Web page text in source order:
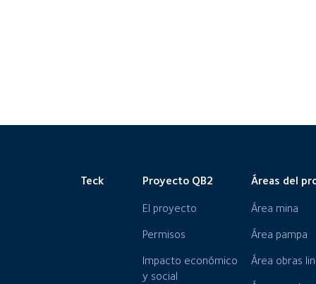
Teck Proyecto QB2
El proyecto
Permisos
Impacto económico
y social
Áreas del
Área mina
Área pampa
Área obras